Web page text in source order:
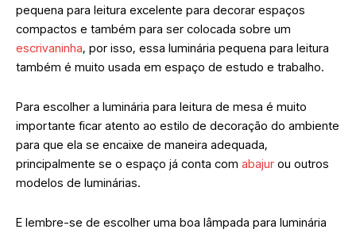
pequena para leitura excelente para decorar espaços
compactos e também para ser colocada sobre um
escrivaninha, por isso, essa luminária pequena para leitura
também é muito usada em espaço de estudo e trabalho.
Para escolher a luminária para leitura de mesa é muito
importante ficar atento ao estilo de decoração do ambiente
para que ela se encaixe de maneira adequada,
principalmente se o espaço já conta com abajur ou outros
modelos de luminárias.
E lembre-se de escolher uma boa lâmpada para luminária